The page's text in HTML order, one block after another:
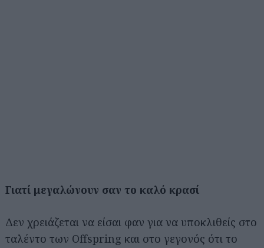
Γιατί μεγαλώνουν σαν το καλό κρασί
Δεν χρειάζεται να είσαι φαν για να υποκλιθείς στο
ταλέντο των Offspring και στο γεγονός ότι το